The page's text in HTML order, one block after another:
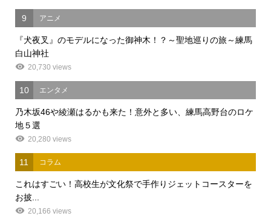
9 アニメ
『犬夜叉』のモデルになった御神木！？～聖地巡りの旅～練馬
白山神社
20,730 views
10 エンタメ
乃木坂46や綾瀬はるかも来た！意外と多い、練馬高野台のロケ
地５選
20,280 views
11 コラム
これはすごい！高校生が文化祭で手作りジェットコースターを
お披...
20,166 views